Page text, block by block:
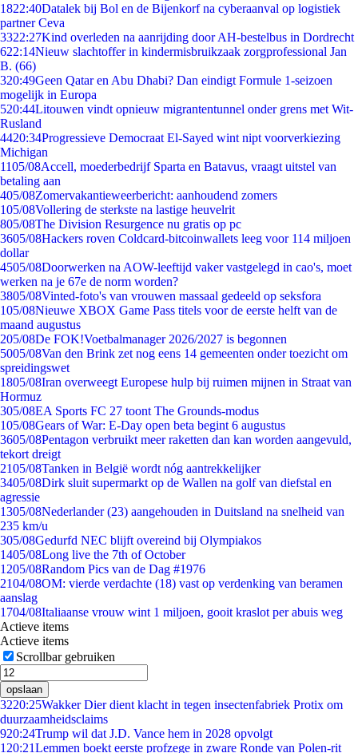
1822:40Datalek bij Bol en de Bijenkorf na cyberaanval op logistiek
partner Ceva
3322:27Kind overleden na aanrijding door AH-bestelbus in Dordrecht
622:14Nieuw slachtoffer in kindermisbruikzaak zorgprofessional Jan
B. (66)
320:49Geen Qatar en Abu Dhabi? Dan eindigt Formule 1-seizoen
mogelijk in Europa
520:44Litouwen vindt opnieuw migrantentunnel onder grens met Wit-
Rusland
4420:34Progressieve Democraat El-Sayed wint nipt voorverkiezing
Michigan
1105/08Accell, moederbedrijf Sparta en Batavus, vraagt uitstel van
betaling aan
405/08Zomervakantieweerbericht: aanhoudend zomers
105/08Vollering de sterkste na lastige heuvelrit
805/08The Division Resurgence nu gratis op pc
3605/08Hackers roven Coldcard-bitcoinwallets leeg voor 114 miljoen
dollar
4505/08Doorwerken na AOW-leeftijd vaker vastgelegd in cao's, moet
werken na je 67e de norm worden?
3805/08Vinted-foto's van vrouwen massaal gedeeld op seksfora
105/08Nieuwe XBOX Game Pass titels voor de eerste helft van de
maand augustus
205/08De FOK!Voetbalmanager 2026/2027 is begonnen
5005/08Van den Brink zet nog eens 14 gemeenten onder toezicht om
spreidingswet
1805/08Iran overweegt Europese hulp bij ruimen mijnen in Straat van
Hormuz
305/08EA Sports FC 27 toont The Grounds-modus
105/08Gears of War: E-Day open beta begint 6 augustus
3605/08Pentagon verbruikt meer raketten dan kan worden aangevuld,
tekort dreigt
2105/08Tanken in België wordt nóg aantrekkelijker
3405/08Dirk sluit supermarkt op de Wallen na golf van diefstal en
agressie
1305/08Nederlander (23) aangehouden in Duitsland na snelheid van
235 km/u
305/08Gedurfd NEC blijft overeind bij Olympiakos
1405/08Long live the 7th of October
1205/08Random Pics van de Dag #1976
2104/08OM: vierde verdachte (18) vast op verdenking van beramen
aanslag
1704/08Italiaanse vrouw wint 1 miljoen, gooit kraslot per abuis weg
Actieve items
Actieve items
Scrollbar gebruiken
opslaan
3220:25Wakker Dier dient klacht in tegen insectenfabriek Protix om
duurzaamheidsclaims
920:24Trump wil dat J.D. Vance hem in 2028 opvolgt
1 20:21Lemmen boekt eerste profzege in zware Ronde van Polen-rit